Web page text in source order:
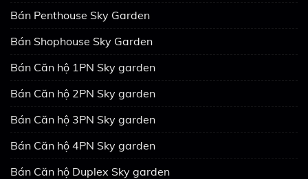
Bán Penthouse Sky Garden
Bán Shophouse Sky Garden
Bán Căn hộ 1PN Sky garden
Bán Căn hộ 2PN Sky garden
Bán Căn hộ 3PN Sky garden
Bán Căn hộ 4PN Sky garden
Bán Căn hộ Duplex Sky garden